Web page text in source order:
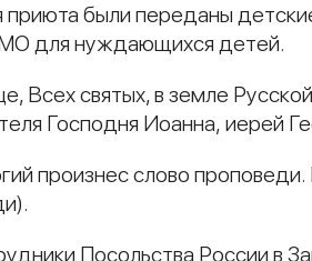
были переданы
для нуждающихся детей.
Всех святых, в земле
Господня Иоанна, иерей
произнес слово
Посольства России в